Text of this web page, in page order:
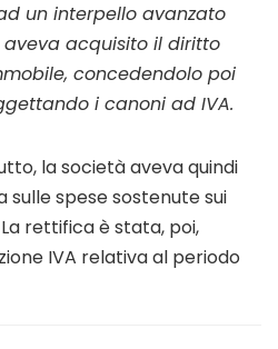
un interpello avanzato
acquisito il diritto
concedendolo poi
i canoni ad IVA.
la società aveva quindi
spese sostenute sui
rettifica è stata, poi,
IVA relativa al periodo